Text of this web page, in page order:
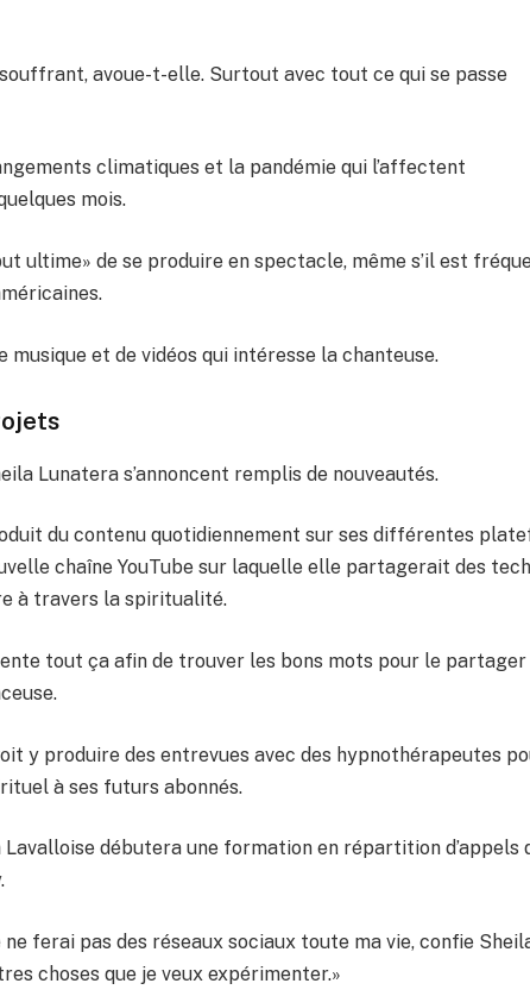
avoue-t-elle. Surtout avec tout ce qui se passe
climatiques et la pandémie qui l’affectent
mois.
ultime» de se produire en spectacle, même s’il est
musique et de vidéos qui intéresse la chanteuse.
Lunatera s’annoncent remplis de nouveautés.
du contenu quotidiennement sur ses différentes
chaîne YouTube sur laquelle elle partagerait des
à travers la spiritualité.
tout ça afin de trouver les bons mots pour le partager
y produire des entrevues avec des hypnothérapeutes
à ses futurs abonnés.
Lavalloise débutera une formation en répartition d’appels
ne ferai pas des réseaux sociaux toute ma vie, confie
choses que je veux expérimenter.»